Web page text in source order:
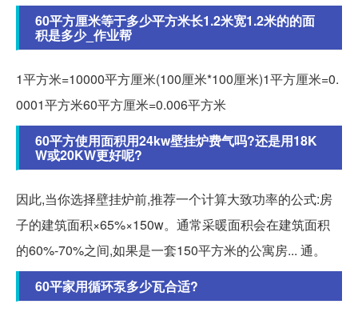
60平方厘米等于多少平方米长1.2米宽1.2米的的面
积是多少_作业帮
1平方米=10000平方厘米(100厘米*100厘米)1平方厘米=0.
0001平方米60平方厘米=0.006平方米
60平方使用面积用24kw壁挂炉费气吗?还是用18K
W或20KW更好呢?
因此,当你选择壁挂炉前,推荐一个计算大致功率的公式:房
子的建筑面积×65%×150w。通常采暖面积会在建筑面积
的60%-70%之间,如果是一套150平方米的公寓房... 通。
60平家用循环泵多少瓦合适?